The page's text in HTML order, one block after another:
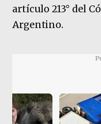
artículo 213° del
Argentino.